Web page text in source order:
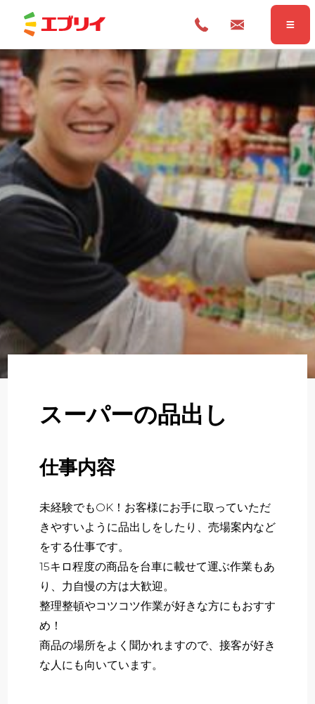
Home ホーム
お知らせ
About
Newer
いますぐ応募する
スーパーの品出し
仕事内容
未経験でもOK！お客様にお手に取っていただ
きやすいように品出しをしたり、売場案内など
をする仕事です。
15キロ程度の商品を台車に載せて運ぶ作業もあ
り、力自慢の方は大歓迎。
整理整頓やコツコツ作業が好きな方にもおすす
め！
商品の場所をよく聞かれますので、接客が好き
な人にも向いています。